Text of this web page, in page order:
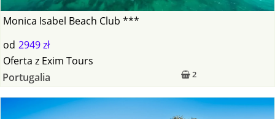
Monica Isabel Beach Club ***
od 2949 zł
2
Oferta z Exim Tours
Portugalia